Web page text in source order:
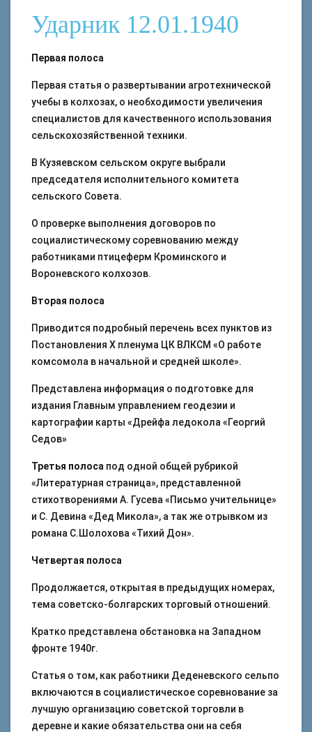
Ударник 12.01.1940
Первая полоса
Первая статья о развертывании агротехнической
учебы в колхозах, о необходимости увеличения
специалистов для качественного использования
сельскохозяйственной техники.
В Кузяевском сельском округе выбрали
председателя исполнительного комитета
сельского Совета.
О проверке выполнения договоров по
социалистическому соревнованию между
работниками птицеферм Кроминского и
Вороневского колхозов.
Вторая полоса
Приводится подробный перечень всех пунктов из
Постановления X пленума ЦК ВЛКСМ «О работе
комсомола в начальной и средней школе».
Представлена информация о подготовке для
издания Главным управлением геодезии и
картографии карты «Дрейфа ледокола «Георгий
Седов»
Третья полоса под одной общей рубрикой
«Литературная страница», представленной
стихотворениями А. Гусева «Письмо учительнице»
и С. Девина «Дед Микола», а так же отрывком из
романа С.Шолохова «Тихий Дон».
Четвертая полоса
Продолжается, открытая в предыдущих номерах,
тема советско-болгарских торговый отношений.
Кратко представлена обстановка на Западном
фронте 1940г.
Статья о том, как работники Деденевского сельпо
включаются в социалистическое соревнование за
лучшую организацию советской торговли в
деревне и какие обязательства они на себя